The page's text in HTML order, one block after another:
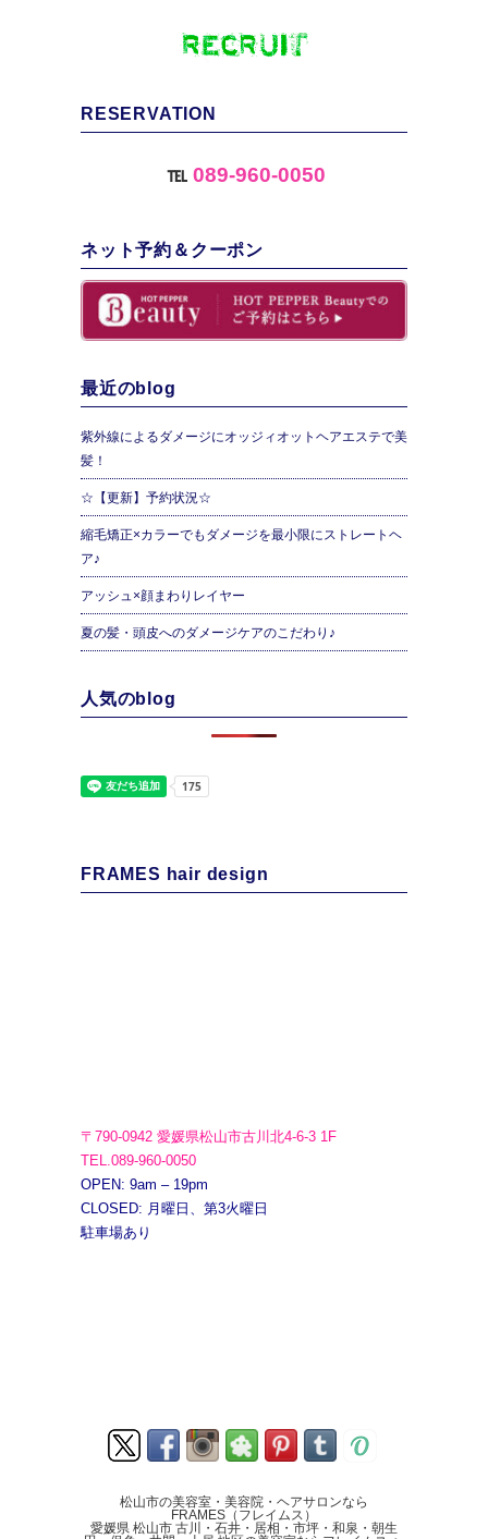
RESERVATION
℡ 089-960-0050
ネット予約＆クーポン
最近のblog
紫外線によるダメージにオッジィオットヘアエステで美
髪！
☆【更新】予約状況☆
縮毛矯正×カラーでもダメージを最小限にストレートヘ
ア♪
アッシュ×顔まわりレイヤー
夏の髪・頭皮へのダメージケアのこだわり♪
人気のblog
FRAMES hair design
〒790-0942 愛媛県松山市古川北4-6-3 1F
TEL.089-960-0050
OPEN: 9am – 19pm
CLOSED: 月曜日、第3火曜日
駐車場あり
松山市の美容室・美容院・ヘアサロンなら
FRAMES（フレイムス）
愛媛県 松山市 古川・石井・居相・市坪・和泉・朝生